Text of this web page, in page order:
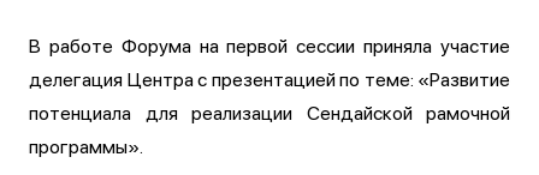
В работе Форума на первой сессии приняла участие
делегация Центра с презентацией по теме: «Развитие
потенциала для реализации Сендайской рамочной
программы».